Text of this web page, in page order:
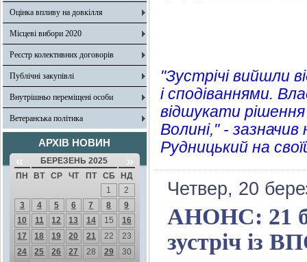
Оцінка впливу на довкілля
Місцеві вибори 2020
Реєстр колективних договорів
Публічні закупівлі
Внутрішньо переміщені особи
Ветеранська політика
АРХІВ НОВИН
« БЕРЕЗЕНЬ 2025 »
ПН ВТ СР ЧТ ПТ СБ
НД
1
2
3
4 5 6 7 8
9
10
11 12 13 14 15
16
17
18 19 20 21 22
23
24
25 26 27 28 29
30
"Зустрічі вийшли
і сподіваннями.
відшукати
Волині," -
Рудницький на
Четвер, 20
АНОНС: 21
зустріч із